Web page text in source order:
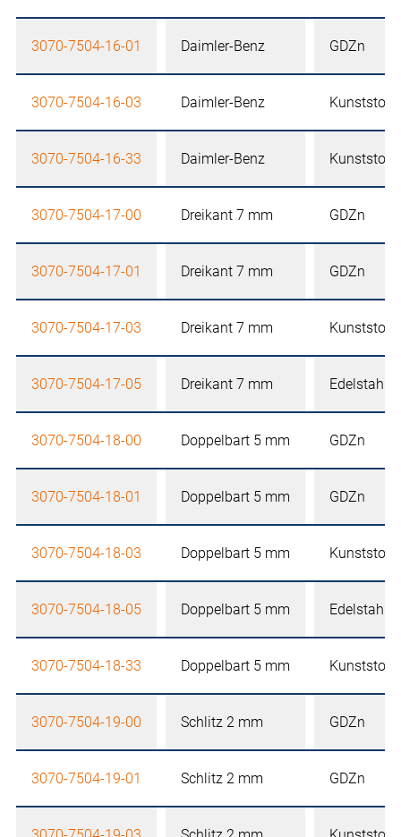
3070-7504-16-01 Daimler-Benz GDZn
3070-7504-16-03 Daimler-Benz Kunststoff
3070-7504-16-33 Daimler-Benz Kunststoff
3070-7504-17-00 Dreikant 7 mm GDZn
3070-7504-17-01 Dreikant 7 mm GDZn
3070-7504-17-03 Dreikant 7 mm Kunststoff
3070-7504-17-05 Dreikant 7 mm Edelstahl
3070-7504-18-00 Doppelbart 5 mm GDZn
3070-7504-18-01 Doppelbart 5 mm GDZn
3070-7504-18-03 Doppelbart 5 mm Kunststoff
3070-7504-18-05 Doppelbart 5 mm Edelstahl
3070-7504-18-33 Doppelbart 5 mm Kunststoff
3070-7504-19-00 Schlitz 2 mm GDZn
3070-7504-19-01 Schlitz 2 mm GDZn